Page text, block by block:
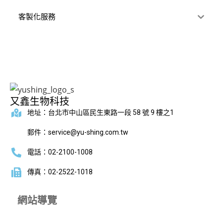
客製化服務
又鑫生物科技
地址：台北市中山區民生東路一段 58 號 9 樓之1
郵件：service@yu-shing.com.tw
電話：02-2100-1008
傳真：02-2522-1018
網站導覽